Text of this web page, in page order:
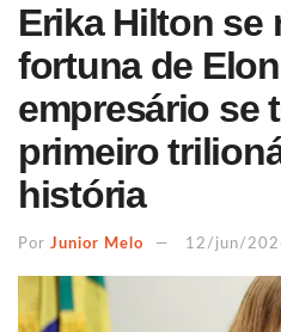
Erika Hilton se
fortuna de
empresário se
primeiro
história
Por Junior Melo 12/jun/